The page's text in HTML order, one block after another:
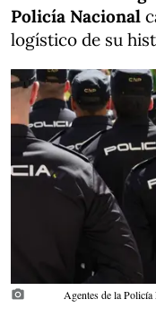
Policía Nacional
logístico de su
photo_camera
Agentes de la